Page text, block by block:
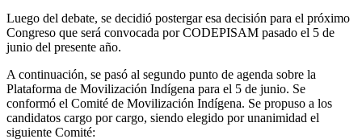
Luego del debate, se decidió postergar esa decisión para el próximo
Congreso que será convocada por CODEPISAM pasado el 5 de
junio del presente año.
A continuación, se pasó al segundo punto de agenda sobre la
Plataforma de Movilización Indígena para el 5 de junio. Se
conformó el Comité de Movilización Indígena. Se propuso a los
candidatos cargo por cargo, siendo elegido por unanimidad el
siguiente Comité: